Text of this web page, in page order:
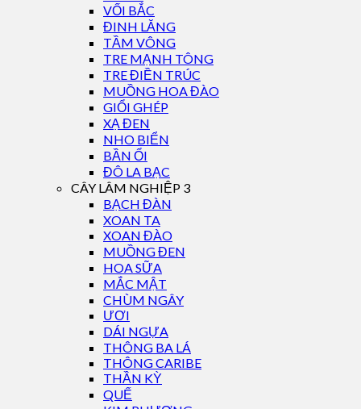
VỐI BẮC
ĐINH LĂNG
TẦM VÔNG
TRE MẠNH TÔNG
TRE ĐIỀN TRÚC
MUỒNG HOA ĐÀO
GIỔI GHÉP
XẠ ĐEN
NHO BIỂN
BẦN ỔI
ĐÔ LA BẠC
CÂY LÂM NGHIỆP 3
BẠCH ĐÀN
XOAN TA
XOAN ĐÀO
MUỒNG ĐEN
HOA SỮA
MẮC MẬT
CHÙM NGÂY
ƯƠI
DÁI NGỰA
THÔNG BA LÁ
THÔNG CARIBE
THẦN KỲ
QUẾ